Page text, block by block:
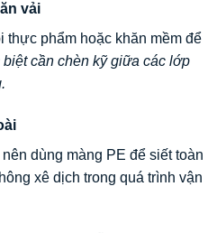
vải
thực phẩm hoặc khăn mềm để
cần chèn kỹ giữa các lớp
dùng màng PE để siết toàn
xê dịch trong quá trình vận